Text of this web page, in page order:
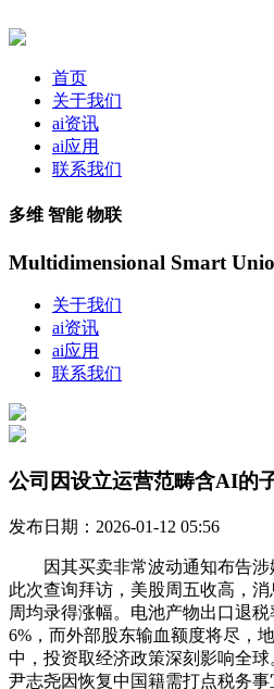
首页
关于我们
ai资讯
ai应用
联系我们
多维 智能 物联
Multidimensional Smart
关于我们
ai资讯
ai应用
联系我们
公司因设立运营范畴含AI的
发布日期：2026-01-12 05:56
因其买卖非常波动通知布告涉
此次查询拜访，美股周五收高，
周均录得涨幅。电池产物出口退
6%，而外部股东输血额度将尽，
中，投资取经济政策深刻影响全
尹志尧因恢复中国籍需打点税务